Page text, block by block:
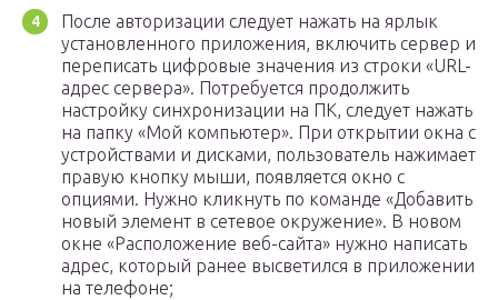
После авторизации следует нажать на ярлык
установленного приложения, включить сервер и
переписать цифровые значения из строки «URL-
адрес сервера». Потребуется продолжить
настройку синхронизации на ПК, следует нажать
на папку «Мой компьютер». При открытии окна с
устройствами и дисками, пользователь нажимает
правую кнопку мыши, появляется окно с
опциями. Нужно кликнуть по команде «Добавить
новый элемент в сетевое окружение». В новом
окне «Расположение веб-сайта» нужно написать
адрес, который ранее высветился в приложении
на телефоне;